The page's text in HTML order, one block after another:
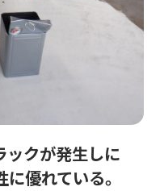
ックが発生しに
優れている。